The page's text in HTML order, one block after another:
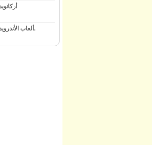
ألعاب الأندرويد.